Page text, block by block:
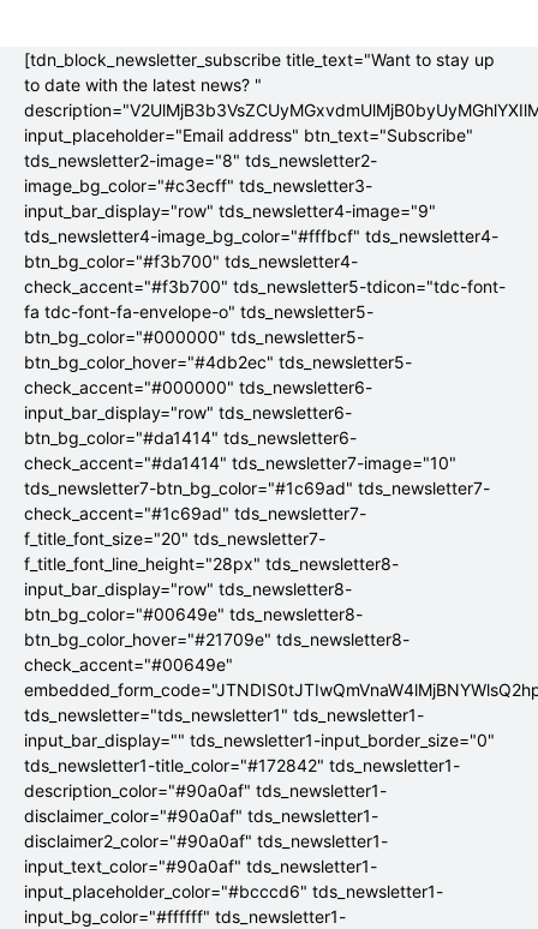
[tdn_block_newsletter_subscribe title_text="Want to stay up
to date with the latest news? "
input_placeholder="Email address" btn_text="Subscribe"
tds_newsletter2-image="8" tds_newsletter2-
image_bg_color="#c3ecff" tds_newsletter3-
input_bar_display="row" tds_newsletter4-image="9"
tds_newsletter4-image_bg_color="#fffbcf" tds_newsletter4-
btn_bg_color="#f3b700" tds_newsletter4-
check_accent="#f3b700" tds_newsletter5-tdicon="tdc-font-
fa tdc-font-fa-envelope-o" tds_newsletter5-
btn_bg_color="#000000" tds_newsletter5-
btn_bg_color_hover="#4db2ec" tds_newsletter5-
check_accent="#000000" tds_newsletter6-
input_bar_display="row" tds_newsletter6-
btn_bg_color="#da1414" tds_newsletter6-
check_accent="#da1414" tds_newsletter7-image="10"
tds_newsletter7-btn_bg_color="#1c69ad" tds_newsletter7-
check_accent="#1c69ad" tds_newsletter7-
f_title_font_size="20" tds_newsletter7-
f_title_font_line_height="28px" tds_newsletter8-
input_bar_display="row" tds_newsletter8-
btn_bg_color="#00649e" tds_newsletter8-
btn_bg_color_hover="#21709e" tds_newsletter8-
check_accent="#00649e"
tds_newsletter="tds_newsletter1" tds_newsletter1-
input_bar_display="" tds_newsletter1-input_border_size="0"
tds_newsletter1-title_color="#172842" tds_newsletter1-
description_color="#90a0af" tds_newsletter1-
disclaimer_color="#90a0af" tds_newsletter1-
disclaimer2_color="#90a0af" tds_newsletter1-
input_text_color="#90a0af" tds_newsletter1-
input_placeholder_color="#bcccd6" tds_newsletter1-
input_bg_color="#ffffff" tds_newsletter1-